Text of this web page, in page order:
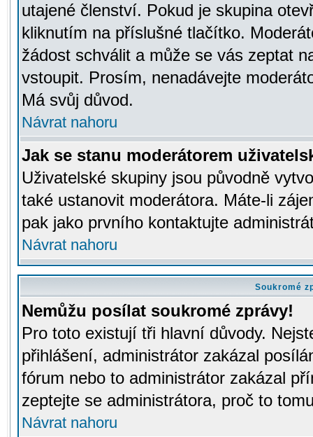
utajené členství. Pokud je skupina
kliknutím na příslušné tlačítko.
žádost schválit a může se vás zeptat
vstoupit. Prosím, nenadávejte
Má svůj důvod.
Návrat nahoru
Jak se stanu moderátorem
Uživatelské skupiny jsou původně
také ustanovit moderátora. Máte-li
pak jako prvního kontaktujte
Návrat nahoru
Soukromé
Nemůžu posílat soukromé zprávy!
Pro toto existují tři hlavní důvody.
přihlášení, administrátor zakázal
fórum nebo to administrátor zakázal
zeptejte se administrátora, proč to
Návrat nahoru